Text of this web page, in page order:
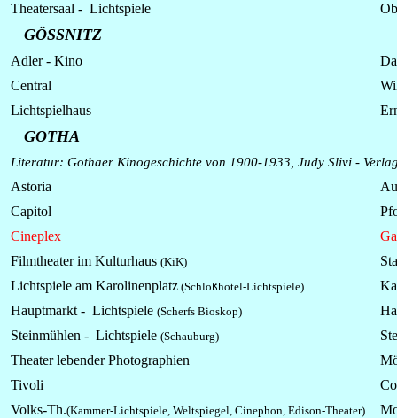
Theatersaal - Lichtspiele
GÖSSNITZ
Adler - Kino
Central
Lichtspielhaus
GOTHA
Literatur: Gothaer Kinogeschichte von 1900-1933, Judy Slivi -
Astoria
Capitol
Cineplex
Filmtheater im Kulturhaus (KiK)
Lichtspiele am Karolinenplatz (Schloßhotel-Lichtspiele)
Hauptmarkt - Lichtspiele (Scherfs Bioskop)
Steinmühlen - Lichtspiele (Schauburg)
Theater lebender Photographien
Tivoli
Volks-Th.(Kammer-Lichtspiele, Weltspiegel, Cinephon, Edison-Theater)